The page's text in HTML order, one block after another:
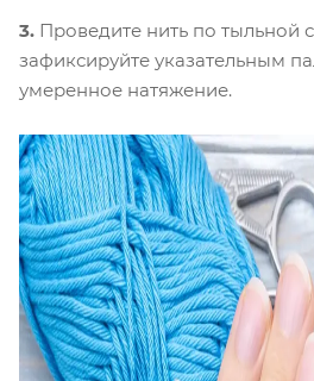
3. Проведите нить по тыльной
зафиксируйте указательным
умеренное натяжение.